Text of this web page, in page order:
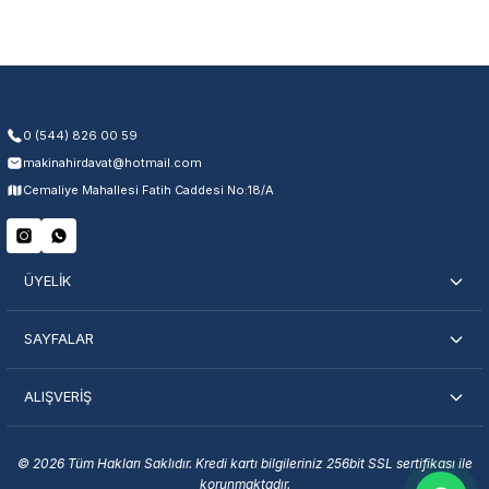
Servisi Nasıl Bulurum?
0 (544) 826 00 59
makinahirdavat@hotmail.com
Cemaliye Mahallesi Fatih Caddesi No:18/A
ÜYELİK
SAYFALAR
ALIŞVERİŞ
© 2026 Tüm Hakları Saklıdır. Kredi kartı bilgileriniz 256bit SSL sertifikası ile
korunmaktadır.